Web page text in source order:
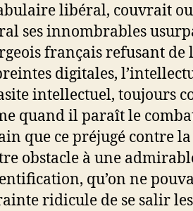
libéral, couvrait
ses innombrables
français refusant de
digitales,
intellectuel, toujours
quand il paraît le
que ce préjugé contre
obstacle à une
qu’on ne
ridicule de se salir